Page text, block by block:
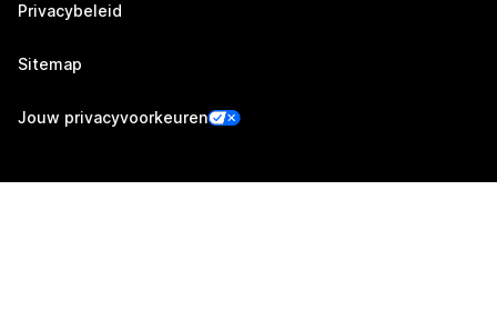
Privacybeleid
Sitemap
Jouw privacyvoorkeuren